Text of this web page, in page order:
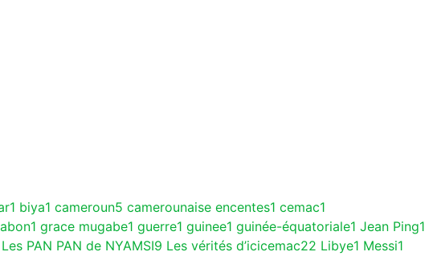
1 biya1 cameroun5 camerounaise encentes1 cemac1
1 grace mugabe1 guerre1 guinee1 guinée-équatoriale1 Jean Ping1
Les PAN PAN de NYAMSI9 Les vérités d’icicemac22 Libye1 Messi1